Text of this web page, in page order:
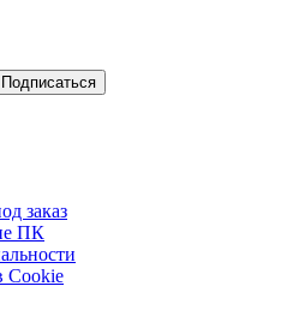
Подписаться
заказ
ПК
Cookie